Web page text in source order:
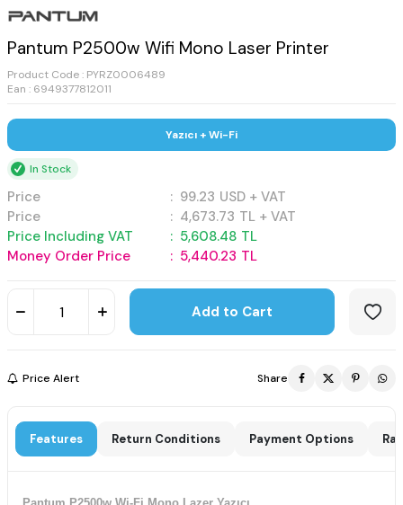
Pantum P2500w Wifi Mono Laser Printer
Product Code : PYRZ0006489
Ean : 6949377812011
Yazıcı + Wi-Fi
In Stock
Price : 99.23 USD + VAT
Price
: 4,673.73 TL + VAT
Price Including VAT
: 5,608.48 TL
Money Order Price
: 5,440.23 TL
Add to Cart
Price Alert Share
Features Return Conditions Payment Options